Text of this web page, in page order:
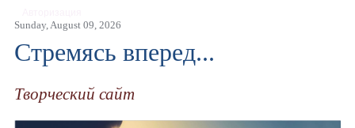
Sunday, August 09, 2026
Стремясь вперед...
Творческий сайт